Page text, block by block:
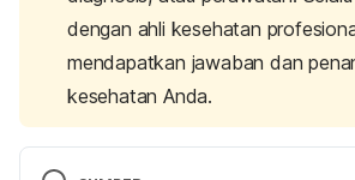
dengan ahli kesehatan
mendapatkan jawaban dan
kesehatan Anda.